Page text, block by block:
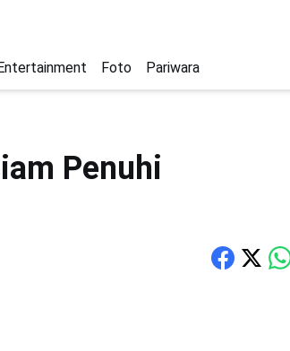
Foto Pariwara
Penuhi